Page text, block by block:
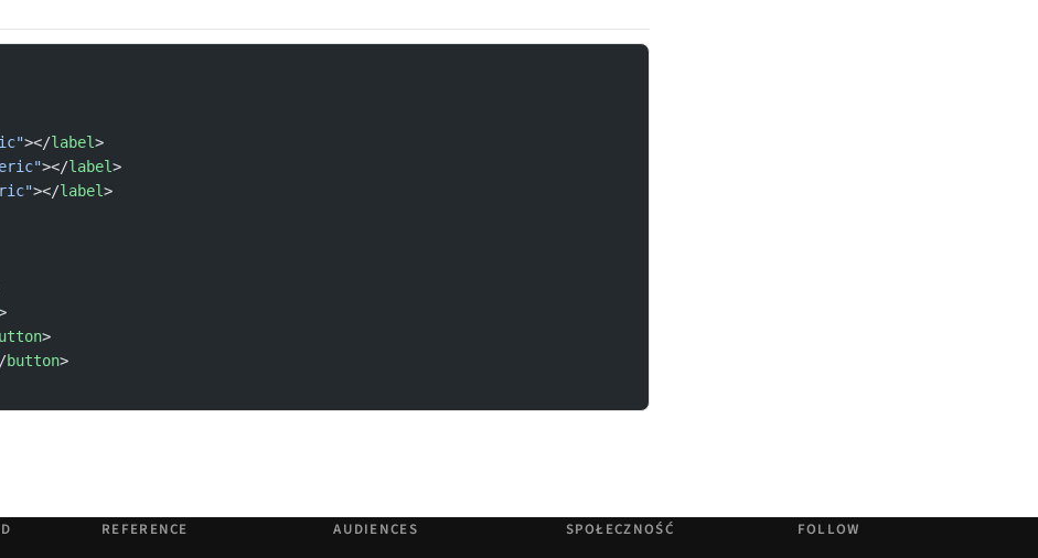
></label>
></label>
></label>
>
button>
REFERENCE AUDIENCES SPOŁECZNOŚĆ FOLLOW